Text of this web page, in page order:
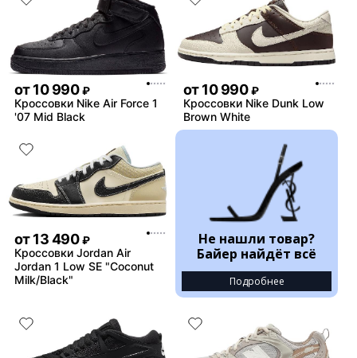
от10 990 ₽
Кроссовки Nike Air Force 1
'07 Mid Black
от10 990 ₽
Кроссовки Nike Dunk Low
Brown White
от13 490 ₽
Кроссовки Jordan Air
Jordan 1 Low SE "Coconut
Milk/Black"
Не нашли товар?
Байер найдёт всё
Подробнее